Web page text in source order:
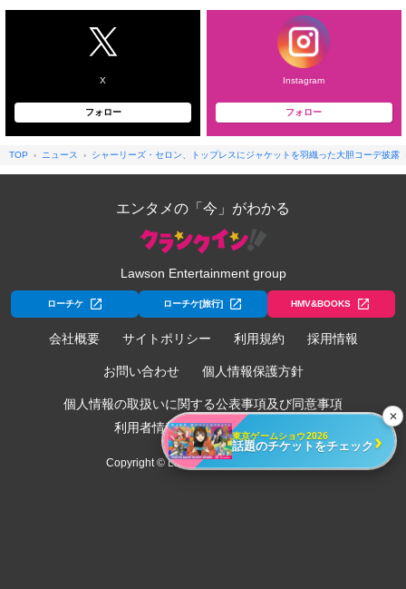
X
フォロー
Instagram
フォロー
TOP ニュース シャーリーズ・セロン、トップレスにジャケットを羽織った大胆コーデ披露
エンタメの「今」がわかる
Lawson Entertainment group
ローチケ ローチケ[旅行] HMV&BOOKS
会社概要 サイトポリシー 利用規約 採用情報
お問い合わせ 個人情報保護方針
個人情報の取扱いに関する公表事項及び同意事項
利用者情報の外部送信について
Copyright © Lawson Entertainment, Inc.
✕
東京ゲームショウ2026
話題のチケットをチェック ›